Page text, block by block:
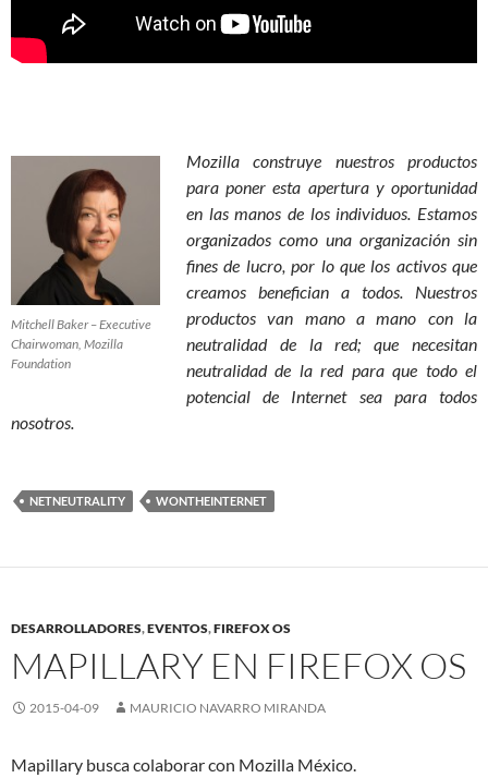
Mitchell Baker – Executive
Chairwoman, Mozilla
Foundation
Mozilla construye nuestros productos
para poner esta apertura y oportunidad
en las manos de los individuos. Estamos
organizados como una organización sin
fines de lucro, por lo que los activos que
creamos benefician a todos. Nuestros
productos van mano a mano con la
neutralidad de la red; que necesitan
neutralidad de la red para que todo el
potencial de Internet sea para todos
nosotros.
NETNEUTRALITY WONTHEINTERNET
DESARROLLADORES,EVENTOS,FIREFOX OS
MAPILLARY EN FIREFOX OS
2015-04-09 MAURICIO NAVARRO MIRANDA
Mapillary busca colaborar con Mozilla México.